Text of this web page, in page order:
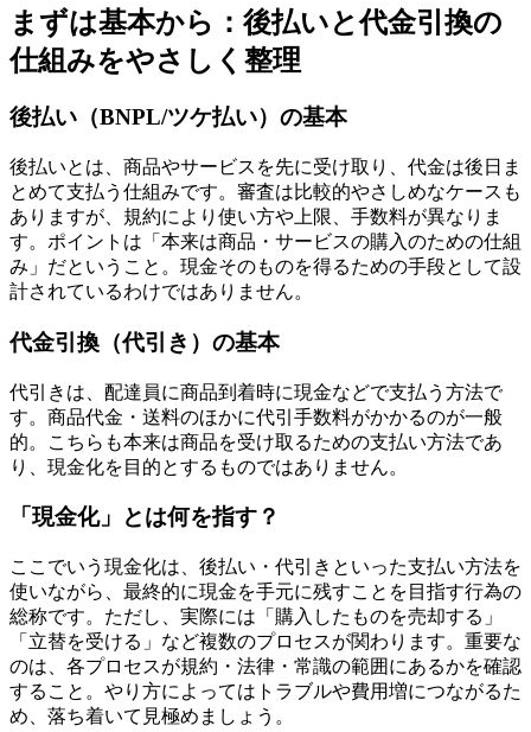
まずは基本から：後払いと代金引換の
仕組みをやさしく整理
後払い（BNPL/ツケ払い）の基本
後払いとは、商品やサービスを先に受け取り、代金は後日ま
とめて支払う仕組みです。審査は比較的やさしめなケースも
ありますが、規約により使い方や上限、手数料が異なりま
す。ポイントは「本来は商品・サービスの購入のための仕組
み」だということ。現金そのものを得るための手段として設
計されているわけではありません。
代金引換（代引き）の基本
代引きは、配達員に商品到着時に現金などで支払う方法で
す。商品代金・送料のほかに代引手数料がかかるのが一般
的。こちらも本来は商品を受け取るための支払い方法であ
り、現金化を目的とするものではありません。
「現金化」とは何を指す？
ここでいう現金化は、後払い・代引きといった支払い方法を
使いながら、最終的に現金を手元に残すことを目指す行為の
総称です。ただし、実際には「購入したものを売却する」
「立替を受ける」など複数のプロセスが関わります。重要な
のは、各プロセスが規約・法律・常識の範囲にあるかを確認
すること。やり方によってはトラブルや費用増につながるた
め、落ち着いて見極めましょう。